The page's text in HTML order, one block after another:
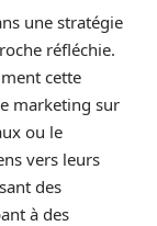
une stratégie
réfléchie.
cette
marketing sur
ou le
vers leurs
des
à des